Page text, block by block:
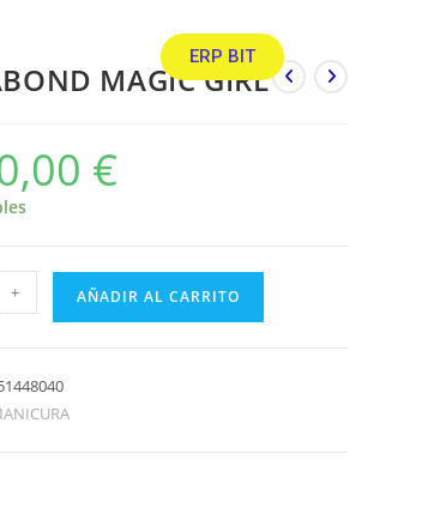
ERP BIT
MAGIC GIRL
€
+ AÑADIR AL CARRITO